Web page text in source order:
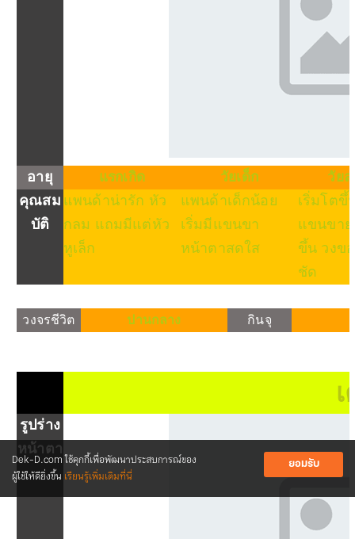
Dek-D.com ใช้คุกกี้เพื่อพัฒนาประสบการณ์ของ
ผู้ใช้ให้ดียิ่งขึ้น เรียนรู้เพิ่มเติมที่นี่
ยอมรับ
อายุ แรกเกิด วัยเด็ก วัย
คุณสม
บัติ
แพนด้าน่ารัก หัว
กลม แถมมีแต่หัว
หูเล็ก
แพนด้าเด็กน้อย
เริ่มมีแขนขา
หน้าตาสดใส
เริ่มโตขึ้
แขนขา
ขึ้น วงข
ชัด
วงจรชีวิต ปานกลาง กินจุ
รูปร่าง
หน้าตา